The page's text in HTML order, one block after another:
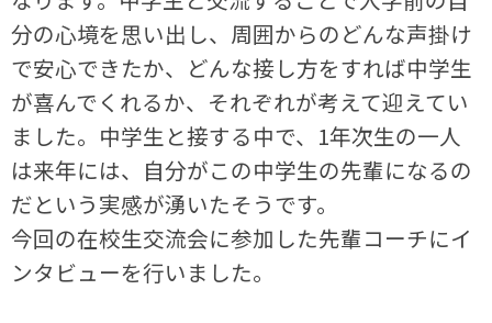
分の心境を思い出し、周囲からのどんな声掛け
で安心できたか、どんな接し方をすれば中学生
が喜んでくれるか、それぞれが考えて迎えてい
ました。中学生と接する中で、1年次生の一人
は来年には、自分がこの中学生の先輩になるの
だという実感が湧いたそうです。
今回の在校生交流会に参加した先輩コーチにイ
ンタビューを行いました。